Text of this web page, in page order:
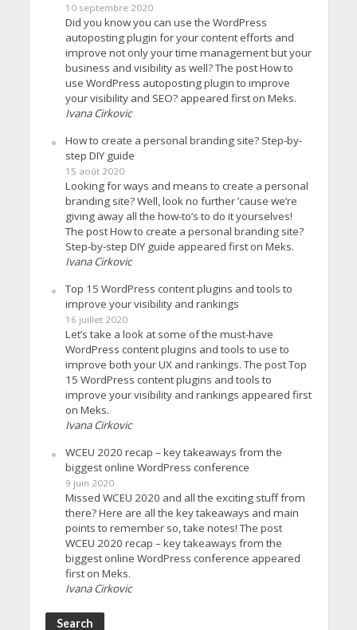
10 septembre 2020
Did you know you can use the WordPress
autoposting plugin for your content efforts and
improve not only your time management but your
business and visibility as well? The post How to
use WordPress autoposting plugin to improve
your visibility and SEO? appeared first on Meks.
Ivana Cirkovic
How to create a personal branding site? Step-by-
step DIY guide
15 août 2020
Looking for ways and means to create a personal
branding site? Well, look no further ’cause we’re
giving away all the how-to’s to do it yourselves!
The post How to create a personal branding site?
Step-by-step DIY guide appeared first on Meks.
Ivana Cirkovic
Top 15 WordPress content plugins and tools to
improve your visibility and rankings
16 juillet 2020
Let’s take a look at some of the must-have
WordPress content plugins and tools to use to
improve both your UX and rankings. The post Top
15 WordPress content plugins and tools to
improve your visibility and rankings appeared first
on Meks.
Ivana Cirkovic
WCEU 2020 recap – key takeaways from the
biggest online WordPress conference
9 juin 2020
Missed WCEU 2020 and all the exciting stuff from
there? Here are all the key takeaways and main
points to remember so, take notes! The post
WCEU 2020 recap – key takeaways from the
biggest online WordPress conference appeared
first on Meks.
Ivana Cirkovic
Search